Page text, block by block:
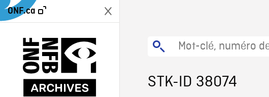
ONF.ca
STK-ID 38074